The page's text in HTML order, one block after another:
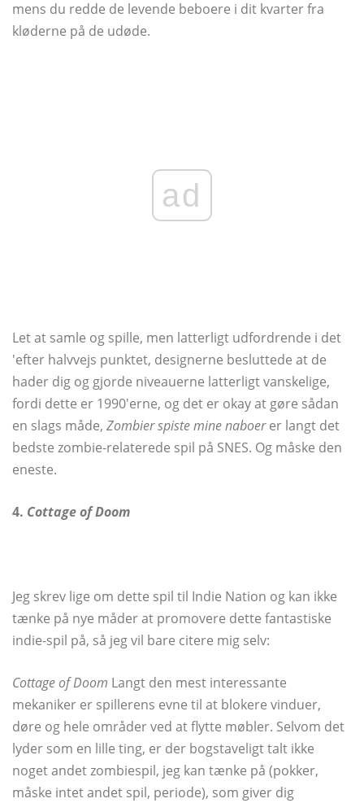
mens du redde de levende beboere i dit kvarter fra
kløderne på de udøde.
ad
Let at samle og spille, men latterligt udfordrende i det
'efter halvvejs punktet, designerne besluttede at de
hader dig og gjorde niveauerne latterligt vanskelige,
fordi dette er 1990'erne, og det er okay at gøre sådan
en slags måde, Zombier spiste mine naboerer langt det
bedste zombie-relaterede spil på SNES. Og måske den
eneste.
4. Cottage of Doom
Jeg skrev lige om dette spil til Indie Nation og kan ikke
tænke på nye måder at promovere dette fantastiske
indie-spil på, så jeg vil bare citere mig selv:
Cottage of Doom Langt den mest interessante
mekaniker er spillerens evne til at blokere vinduer,
døre og hele områder ved at flytte møbler. Selvom det
lyder som en lille ting, er der bogstaveligt talt ikke
noget andet zombiespil, jeg kan tænke på (pokker,
måske intet andet spil, periode), som giver dig